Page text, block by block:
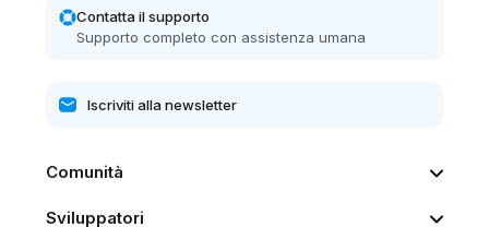
Sviluppatori
Comunità
Contatta il supporto
Supporto completo con assistenza umana